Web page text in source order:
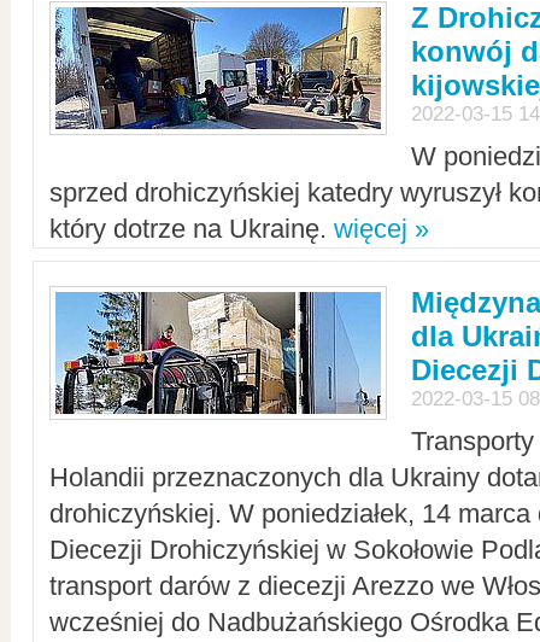
Z
konwój
2022-03-15
W
sprzed drohiczyńskiej katedry wyruszył
który dotrze na Ukrainę. więcej »
dla
Diecezji
2022-03-15
Holandii przeznaczonych dla Ukrainy
drohiczyńskiej. W poniedziałek, 14
Diecezji Drohiczyńskiej w Sokołowie
transport darów z diecezji Arezzo we
wcześniej do Nadbużańskiego Ośrodka